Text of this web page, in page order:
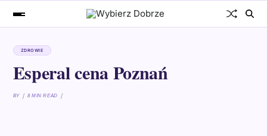
ZDROWIE
Esperal cena Poznań
BY 8 MIN READ